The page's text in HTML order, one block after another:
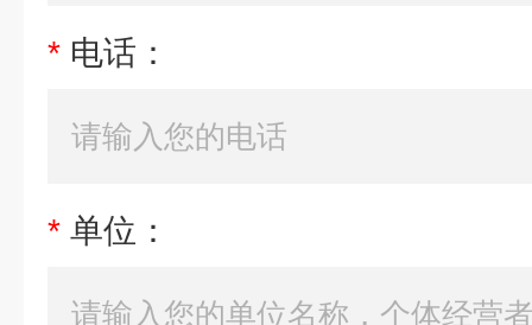
* 电话：
* 单位：